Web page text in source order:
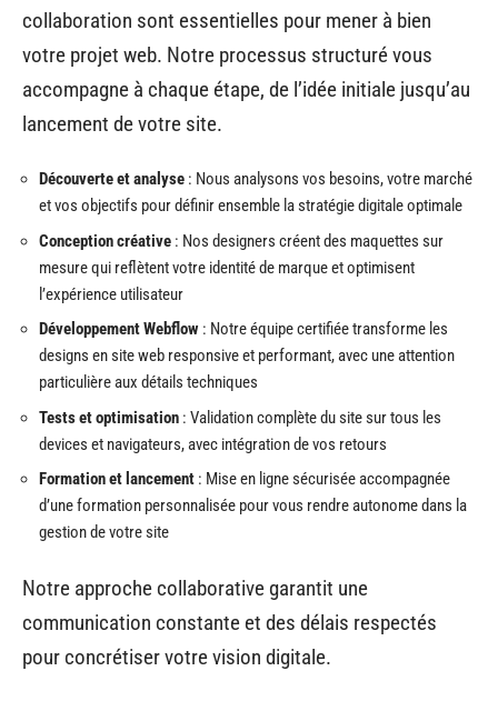
collaboration sont essentielles pour mener à bien
votre projet web. Notre processus structuré vous
accompagne à chaque étape, de l’idée initiale jusqu’au
lancement de votre site.
Découverte et analyse : Nous analysons vos besoins, votre marché
et vos objectifs pour définir ensemble la stratégie digitale optimale
Conception créative : Nos designers créent des maquettes sur
mesure qui reflètent votre identité de marque et optimisent
l’expérience utilisateur
Développement Webflow : Notre équipe certifiée transforme les
designs en site web responsive et performant, avec une attention
particulière aux détails techniques
Tests et optimisation : Validation complète du site sur tous les
devices et navigateurs, avec intégration de vos retours
Formation et lancement : Mise en ligne sécurisée accompagnée
d’une formation personnalisée pour vous rendre autonome dans la
gestion de votre site
Notre approche collaborative garantit une
communication constante et des délais respectés
pour concrétiser votre vision digitale.